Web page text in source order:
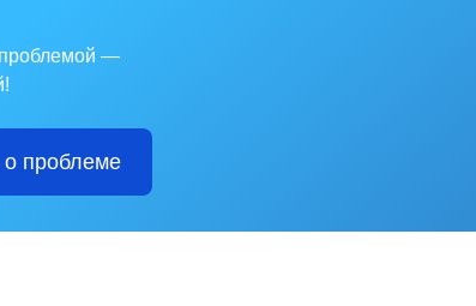
проблемой —
проблеме